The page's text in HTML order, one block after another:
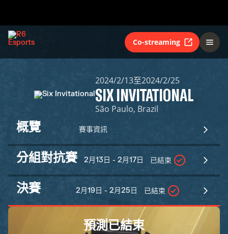
Co-streaming
2024/2/13至2024/2/25
SIX INVITATIONAL
São Paulo, Brazil
概覽 賽事資訊
分組對抗賽 2月13日 - 2月17日 已結束
決賽 2月19日 - 2月25日 已結束
預測已結束